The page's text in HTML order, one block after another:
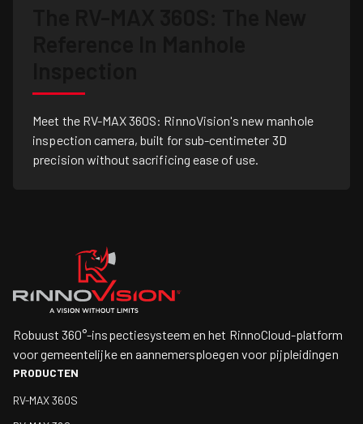
Meet the RV-MAX 360S: RinnoVision's new manhole
inspection camera, built for sub-centimeter 3D
precision without sacrificing ease of use.
Robuust 360°-inspectiesysteem en het RinnoCloud-platform
voor gemeentelijke en aannemersploegen voor pijpleidingen
PRODUCTEN
RV-MAX 360S